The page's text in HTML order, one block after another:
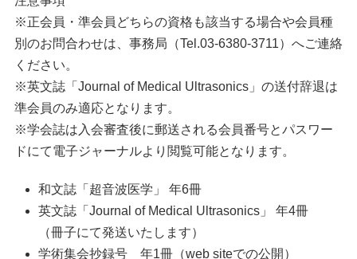
※正会員・準会員どちらの資格も該当する場合や会員種
別のお問合わせは、事務局（Tel.03-6380-3711）へご連絡
ください。
※英文誌「Journal of Medical Ultrasonics」の送付辞退は
準会員のみ適応となります。
※学会誌は入会審査後に郵送される会員番号とパスワー
ドにて電子ジャーナルより閲覧可能となります。
和文誌「超音波医学」 年6冊
英文誌「Journal of Medical Ultrasonics」 年4冊
（冊子にて発送いたします）
学術集会抄録号 年1冊（web siteでの公開）